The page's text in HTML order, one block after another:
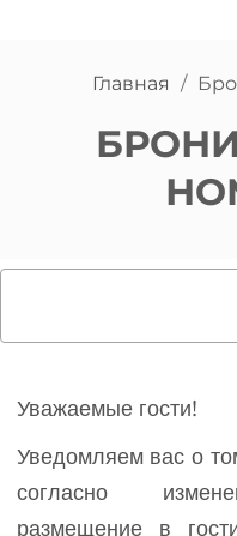
Главная
Уважаемые гости!
Уведомляем вас о
согласно
размещение в